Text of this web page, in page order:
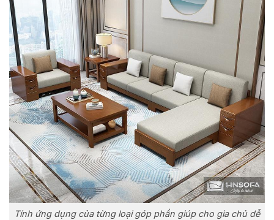
Tính ứng dụng của từng loại góp phần giúp cho gia chủ dễ